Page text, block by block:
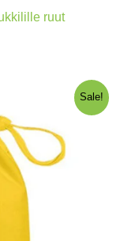
ruut
Sale!